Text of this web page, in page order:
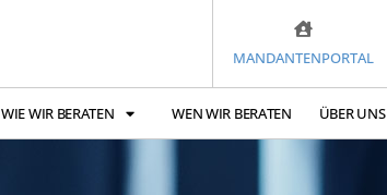
MANDANTENPORTAL
WIE WIR BERATEN WEN WIR BERATEN ÜBER UNS